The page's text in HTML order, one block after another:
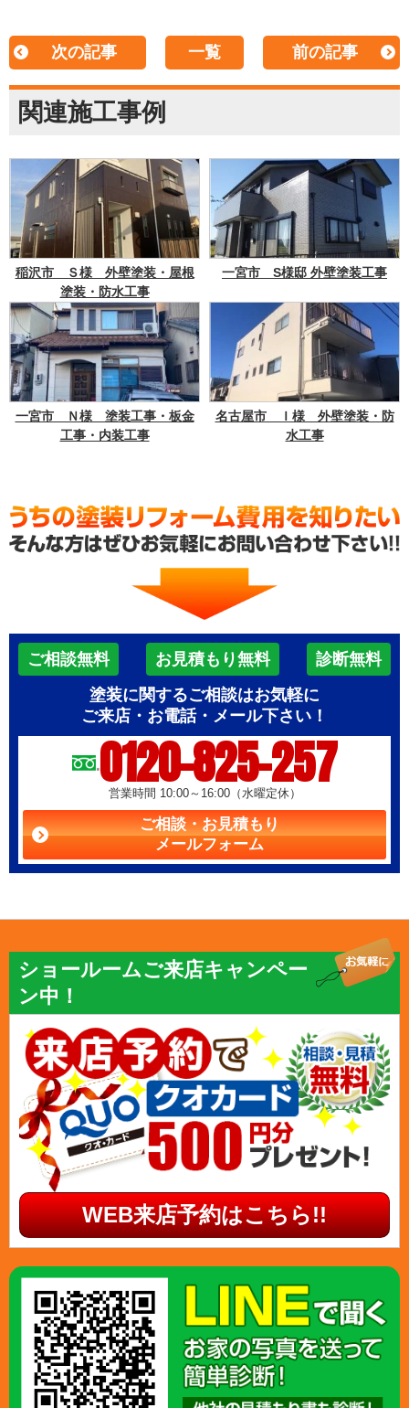
次の記事 一覧 前の記事
関連施工事例
稲沢市 Ｓ様 外壁塗装・屋根
塗装・防水工事
一宮市 S様邸 外壁塗装工事
一宮市 Ｎ様 塗装工事・板金
工事・内装工事
名古屋市 Ｉ様 外壁塗装・防
水工事
ご相談無料 お見積もり無料
診断無料
塗装に関するご相談はお気軽に
ご来店・お電話・メール下さい！
0120-825-257
営業時間 10:00～16:00（水曜定休）
ご相談・お見積もり
メールフォーム
ショールームご来店キャンペー
ン中！
WEB来店予約はこちら!!